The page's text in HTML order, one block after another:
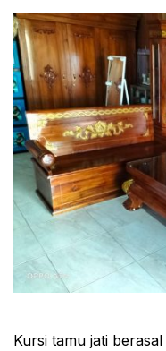
Kursi tamu jati